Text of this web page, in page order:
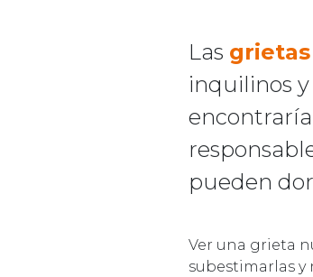
Las
inquilinos
pueden
Ver una grieta
subestimarlas